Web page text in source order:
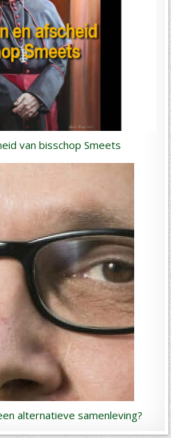
van bisschop Smeets
alternatieve samenleving?